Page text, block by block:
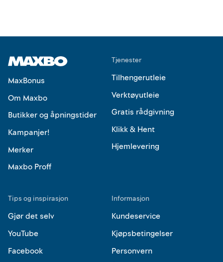
MaxBonus
Om Maxbo
Butikker og åpningstider
Kampanjer!
Merker
Maxbo Proff
Tjenester
Tilhengerutleie
Verktøyutleie
Gratis rådgivning
Klikk & Hent
Hjemlevering
Tips og inspirasjon
Gjør det selv
YouTube
Facebook
Informasjon
Kundeservice
Kjøpsbetingelser
Personvern